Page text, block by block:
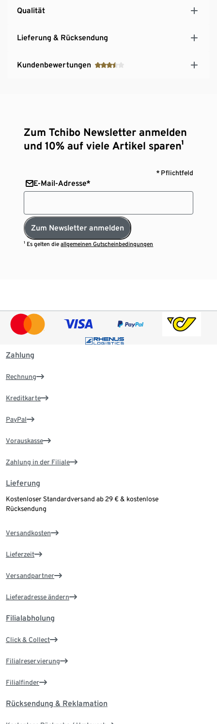
Qualität
Lieferung & Rücksendung
Kundenbewertungen
Zum Tchibo Newsletter anmelden
und 10% auf viele Artikel sparen¹
* Pflichtfeld
E-Mail-Adresse*
Zum Newsletter anmelden
¹ Es gelten dieallgemeinen Gutscheinbedingungen
Zahlung
Rechnung
Kreditkarte
PayPal
Vorauskasse
Zahlung in der Filiale
Lieferung
Kostenloser Standardversand ab 29 € & kostenlose
Rücksendung
Versandkosten
Lieferzeit
Versandpartner
Lieferadresse ändern
Filialabholung
Click & Collect
Filialreservierung
Filialfinder
Rücksendung & Reklamation